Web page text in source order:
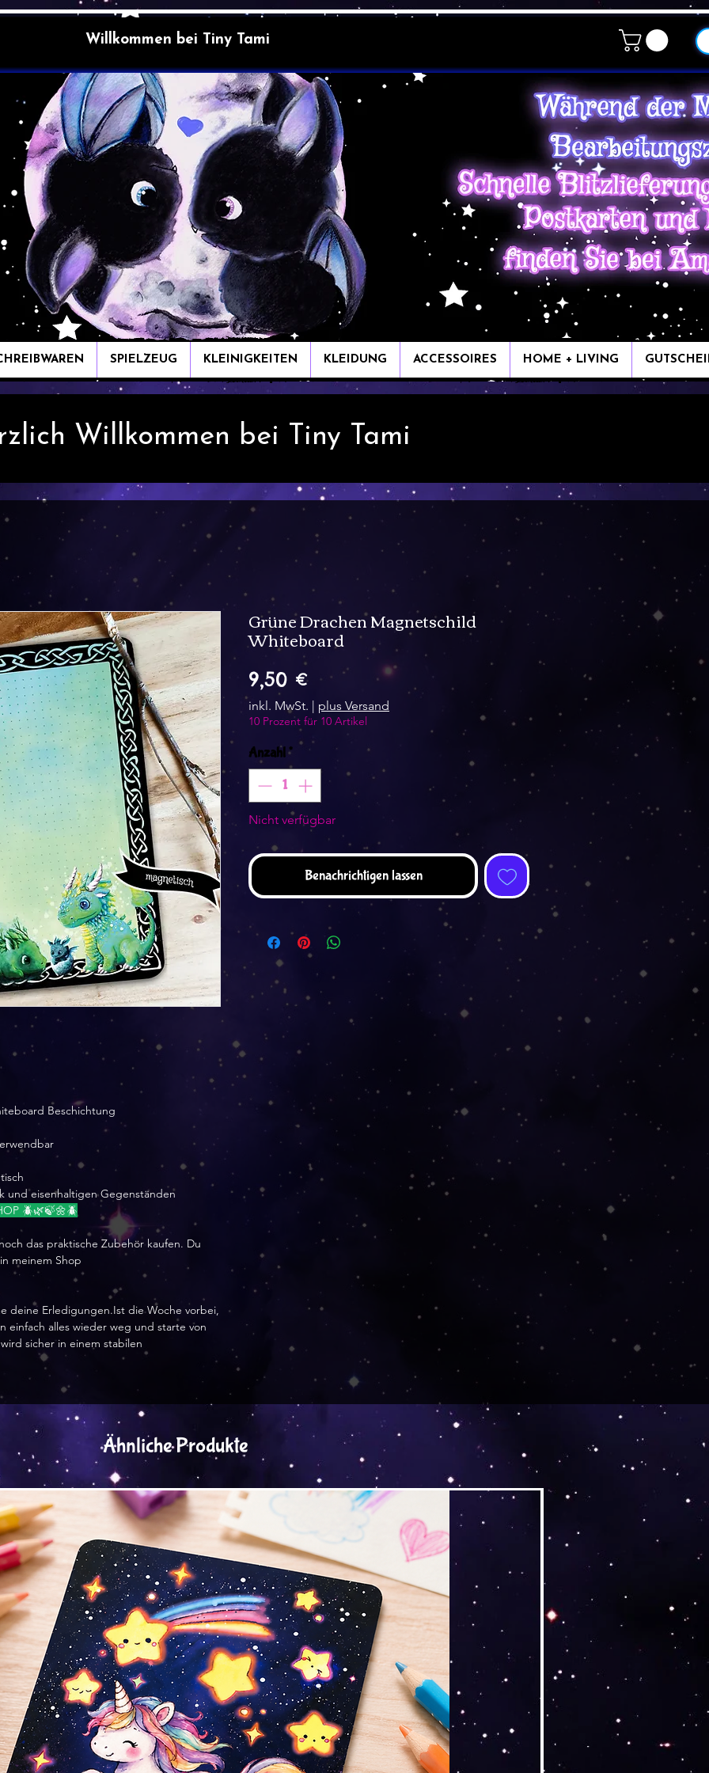
Willkommen bei Tiny Tami
SPIELZEUG KLEINIGKEITEN KLEIDUNG ACCESSOIRES HOME + LIVING
Willkommen bei Tiny Tami
Beschichtung
und eisenhaltigen Gegenständen
🪲🌿🍃🌼🪲
das praktische Zubehör kaufen. Du
meinem Shop
deine Erledigungen.Ist die Woche vorbei,
einfach alles wieder weg und starte von
sicher in einem stabilen
Grüne Drachen Magnetschild
Whiteboard
9,50 €Preis
inkl. MwSt. | plus Versand
10 Prozent für 10 Artikel
Anzahl*
Nicht verfügbar
Benachrichtigen lassen
Ähnliche Produkte
Versand by Tiny Tami